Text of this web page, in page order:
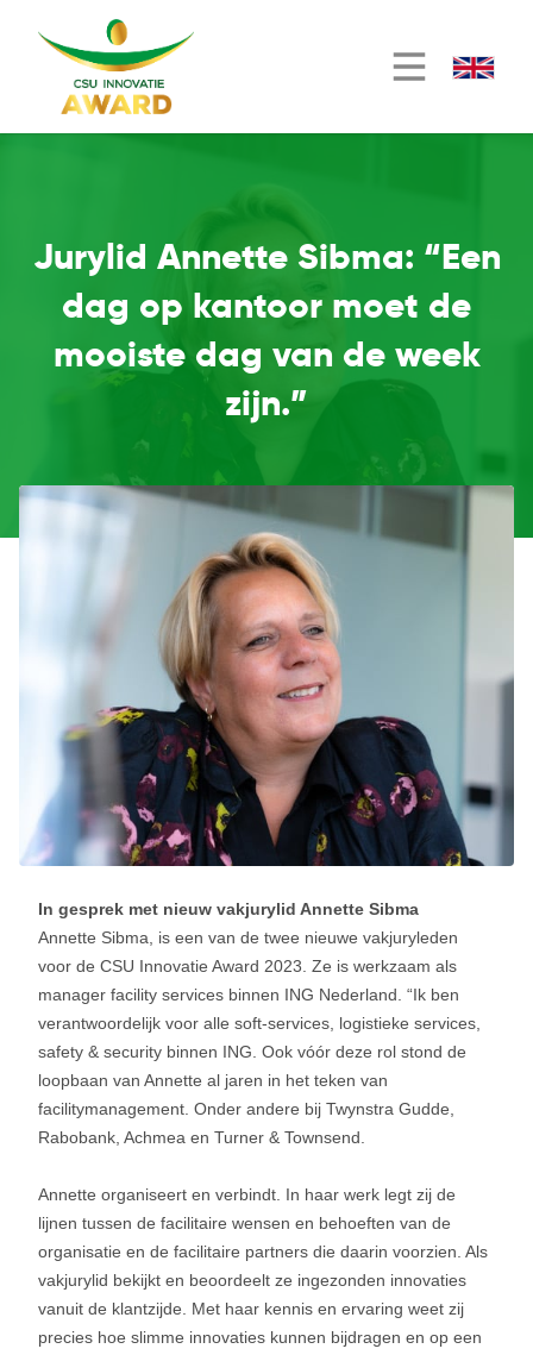
Jurylid Annette Sibma: “Een
dag op kantoor moet de
mooiste dag van de week
zijn.”
In gesprek met nieuw vakjurylid Annette Sibma
Annette Sibma, is een van de twee nieuwe vakjuryleden
voor de CSU Innovatie Award 2023. Ze is werkzaam als
manager facility services binnen ING Nederland. “Ik ben
verantwoordelijk voor alle soft-services, logistieke services,
safety & security binnen ING. Ook vóór deze rol stond de
loopbaan van Annette al jaren in het teken van
facilitymanagement. Onder andere bij Twynstra Gudde,
Rabobank, Achmea en Turner & Townsend.
Annette organiseert en verbindt. In haar werk legt zij de
lijnen tussen de facilitaire wensen en behoeften van de
organisatie en de facilitaire partners die daarin voorzien. Als
vakjurylid bekijkt en beoordeelt ze ingezonden innovaties
vanuit de klantzijde. Met haar kennis en ervaring weet zij
precies hoe slimme innovaties kunnen bijdragen en op een